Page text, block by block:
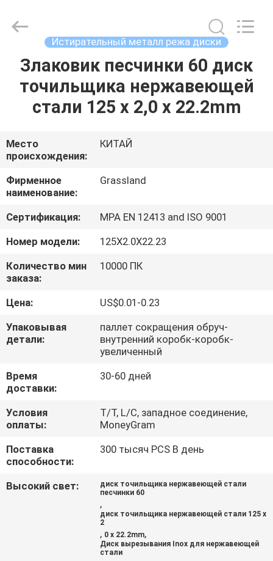
ДОМ
ПРОДУКТЫ
О
НАС
ПУТЕШЕСТВИЕ
ФАБРИКИ
ПРОВЕРКА
КАЧЕСТВА
СВЯЖИТЕСЬ
МЫ
НОВОСТИ
СЛУЧАИ
КАРТА
САЙТА
Reserved.
Developed
Истирательный металл режа диски
Злаковик песчинки 60 диск
точильщика нержавеющей
стали 125 x 2,0 x 22.2mm
Место
происхождения:
КИТАЙ
Фирменное
наименование:
Grassland
Сертификация:
MPA EN 12413 and ISO 9001
Номер модели:
125X2.0X22.23
Количество мин
заказа:
10000 ПК
Цена:
US$0.01-0.23
Упаковывая
детали:
паллет сокращения обруч-
внутренний коробк-коробк-
увеличенный
Время
доставки:
30-60 дней
Условия
оплаты:
T/T, L/C, западное соединение,
MoneyGram
Поставка
способности:
300 тысяч PCS В день
Высокий свет:
диск точильщика нержавеющей стали
песчинки 60
,
диск точильщика нержавеющей стали 125 x
2
, 0 x 22.2mm,
Диск вырезывания Inox для нержавеющей
стали